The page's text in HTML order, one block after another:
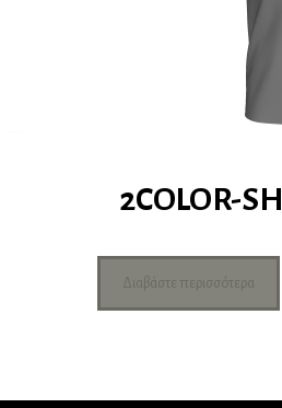
2COLOR-SH
Διαβάστε περισσότερα